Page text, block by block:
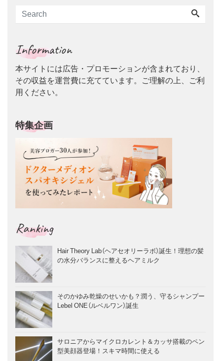
Information
本サイトには広告・プロモーションが含まれており、
その収益を運営費に充てています。ご理解の上、ご利
用ください。
特集企画
Ranking
Hair Theory Lab（ヘアセオリーラボ）誕生！理想の髪
の水分バランスに整えるヘアミルク
そのかゆみ乾燥のせいかも？潤う、守るシャンプー
Lebel ONE（ルベルワン）誕生
サロニアからマイクロカレント＆カッサ搭載のペン
型美顔器登場！スキマ時間に使える